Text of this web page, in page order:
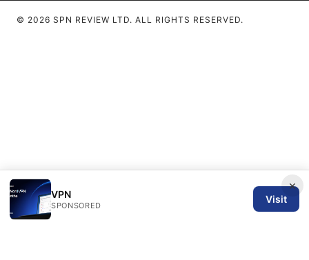
×
VPN
SPONSORED
Visit
© 2026 SPN REVIEW LTD. ALL RIGHTS RESERVED.